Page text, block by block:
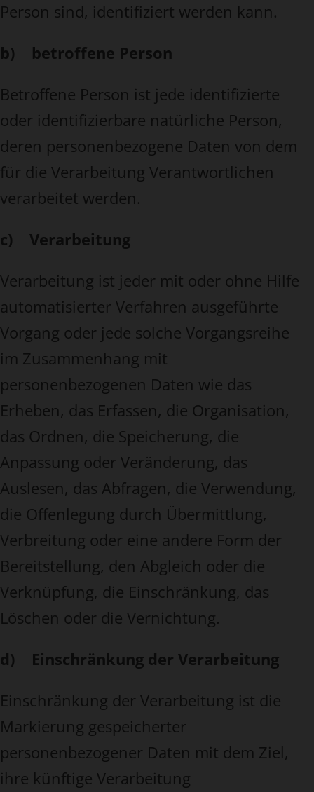
Person sind, identifiziert werden kann.
b) betroffene Person
Betroffene Person ist jede identifizierte
oder identifizierbare natürliche Person,
deren personenbezogene Daten von dem
für die Verarbeitung Verantwortlichen
verarbeitet werden.
c) Verarbeitung
Verarbeitung ist jeder mit oder ohne Hilfe
automatisierter Verfahren ausgeführte
Vorgang oder jede solche Vorgangsreihe
im Zusammenhang mit
personenbezogenen Daten wie das
Erheben, das Erfassen, die Organisation,
das Ordnen, die Speicherung, die
Anpassung oder Veränderung, das
Auslesen, das Abfragen, die Verwendung,
die Offenlegung durch Übermittlung,
Verbreitung oder eine andere Form der
Bereitstellung, den Abgleich oder die
Verknüpfung, die Einschränkung, das
Löschen oder die Vernichtung.
d) Einschränkung der Verarbeitung
Einschränkung der Verarbeitung ist die
Markierung gespeicherter
personenbezogener Daten mit dem Ziel,
ihre künftige Verarbeitung